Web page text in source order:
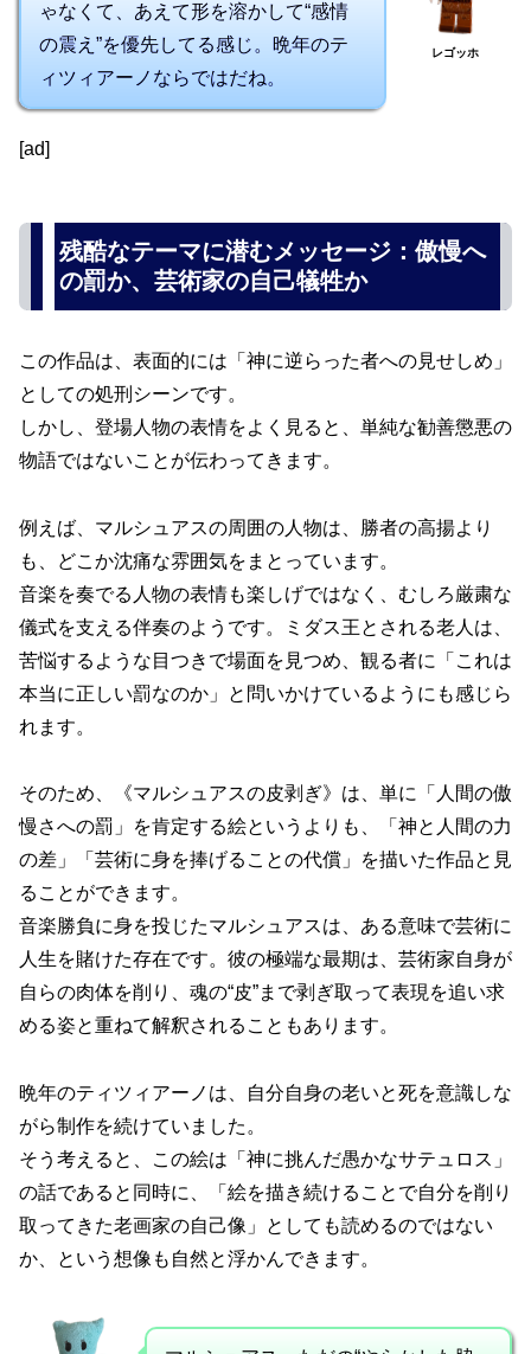
ゃなくて、あえて形を溶かして“感情
の震え”を優先してる感じ。晩年のテ
ィツィアーノならではだね。
レゴッホ
[ad]
残酷なテーマに潜むメッセージ：傲慢へ
の罰か、芸術家の自己犠牲か
この作品は、表面的には「神に逆らった者への見せしめ」
としての処刑シーンです。
しかし、登場人物の表情をよく見ると、単純な勧善懲悪の
物語ではないことが伝わってきます。
例えば、マルシュアスの周囲の人物は、勝者の高揚より
も、どこか沈痛な雰囲気をまとっています。
音楽を奏でる人物の表情も楽しげではなく、むしろ厳粛な
儀式を支える伴奏のようです。ミダス王とされる老人は、
苦悩するような目つきで場面を見つめ、観る者に「これは
本当に正しい罰なのか」と問いかけているようにも感じら
れます。
そのため、《マルシュアスの皮剥ぎ》は、単に「人間の傲
慢さへの罰」を肯定する絵というよりも、「神と人間の力
の差」「芸術に身を捧げることの代償」を描いた作品と見
ることができます。
音楽勝負に身を投じたマルシュアスは、ある意味で芸術に
人生を賭けた存在です。彼の極端な最期は、芸術家自身が
自らの肉体を削り、魂の“皮”まで剥ぎ取って表現を追い求
める姿と重ねて解釈されることもあります。
晩年のティツィアーノは、自分自身の老いと死を意識しな
がら制作を続けていました。
そう考えると、この絵は「神に挑んだ愚かなサテュロス」
の話であると同時に、「絵を描き続けることで自分を削り
取ってきた老画家の自己像」としても読めるのではない
か、という想像も自然と浮かんできます。